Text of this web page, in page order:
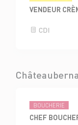
VENDEUR
CDI
BOUCHERIE
CHEF